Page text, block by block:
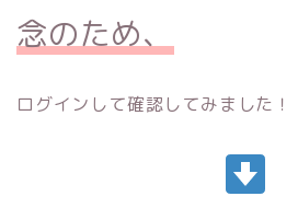
念のため、
ログインして確認してみました！